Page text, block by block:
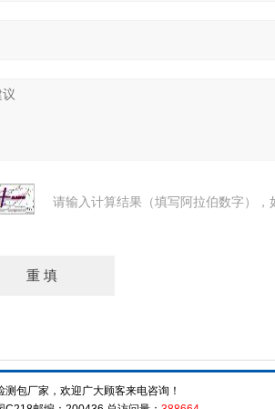
请输入计算结果（填写阿拉伯数字），
包厂家，欢迎广大顾客来电咨询！